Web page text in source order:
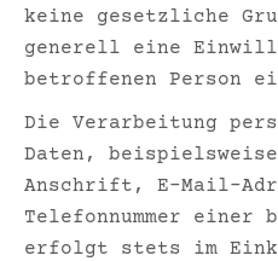
keine gesetzliche
generell eine
betroffenen Person
Die Verarbeitung
Daten, beispielsweise
Anschrift, E-Mail-
Telefonnummer einer
erfolgt stets im